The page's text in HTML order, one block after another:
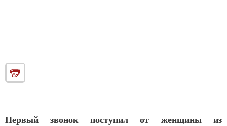
Первый звонок поступил от женщины из